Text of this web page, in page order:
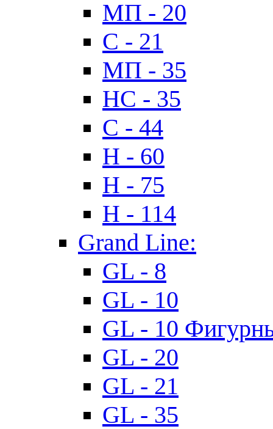
МП - 20
C - 21
МП - 35
HC - 35
C - 44
H - 60
H - 75
H - 114
Grand Line:
GL - 8
GL - 10
GL - 10
GL - 20
GL - 21
GL - 35